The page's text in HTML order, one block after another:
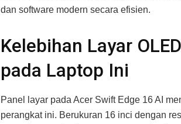
dan software modern secara efisien.
Kelebihan Layar
pada Laptop Ini
Panel layar pada Acer Swift Edge 16 AI
perangkat ini. Berukuran 16 inci dengan